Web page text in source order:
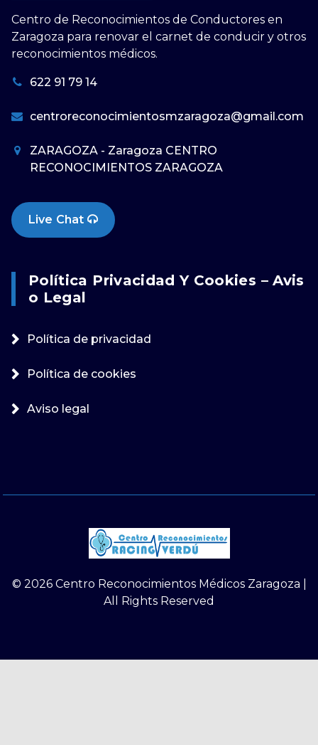
Centro de Reconocimientos de Conductores en
Zaragoza para renovar el carnet de conducir y otros
reconocimientos médicos.
622 91 79 14
centroreconocimientosmzaragoza@gmail.com
ZARAGOZA - Zaragoza CENTRO
RECONOCIMIENTOS ZARAGOZA
Live Chat
Política Privacidad Y Cookies – Avis
O Legal
Política de privacidad
Política de cookies
Aviso legal
© 2026 Centro Reconocimientos Médicos Zaragoza |
All Rights Reserved